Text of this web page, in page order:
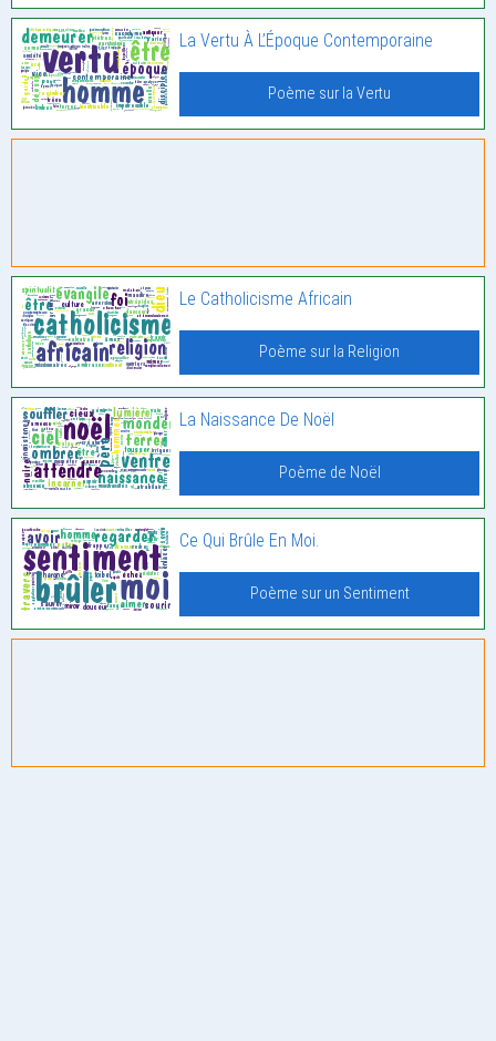
La Vertu À L’Époque Contemporaine
Poème sur la Vertu
Le Catholicisme Africain
Poème sur la Religion
La Naissance De Noël
Poème de Noël
Ce Qui Brûle En Moi.
Poème sur un Sentiment